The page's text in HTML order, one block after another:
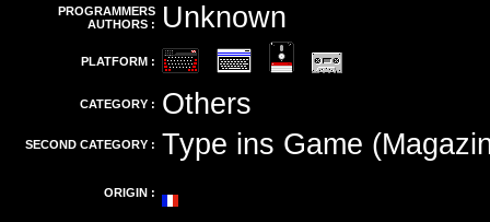
PROGRAMMERS
AUTHORS :
Unknown
PLATFORM :
CATEGORY : Others
SECOND CATEGORY : Type ins Game
ORIGIN :